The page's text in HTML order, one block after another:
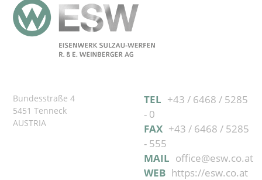
Bundesstraße 4
5451 Tenneck
AUSTRIA
TEL +43 / 6468 / 5285
- 0
FAX +43 / 6468 / 5285
- 555
MAIL office@esw.co.at
WEB https://esw.co.at